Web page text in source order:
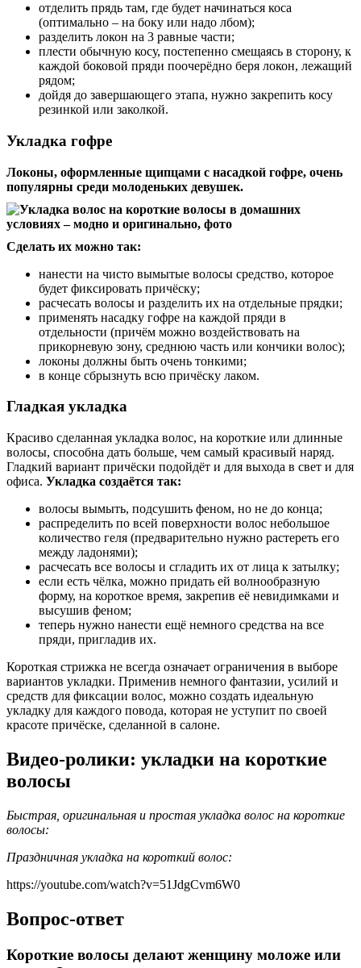
отделить прядь там, где будет начинаться коса
(оптимально – на боку или надо лбом);
разделить локон на 3 равные части;
плести обычную косу, постепенно смещаясь в сторону, к
каждой боковой пряди поочерёдно беря локон, лежащий
рядом;
дойдя до завершающего этапа, нужно закрепить косу
резинкой или заколкой.
Укладка гофре
Локоны, оформленные щипцами с насадкой гофре, очень
популярны среди молоденьких девушек.
Сделать их можно так:
нанести на чисто вымытые волосы средство, которое
будет фиксировать причёску;
расчесать волосы и разделить их на отдельные прядки;
применять насадку гофре на каждой пряди в
отдельности (причём можно воздействовать на
прикорневую зону, среднюю часть или кончики волос);
локоны должны быть очень тонкими;
в конце сбрызнуть всю причёску лаком.
Гладкая укладка
Красиво сделанная укладка волос, на короткие или длинные
волосы, способна дать больше, чем самый красивый наряд.
Гладкий вариант причёски подойдёт и для выхода в свет и для
офиса. Укладка создаётся так:
волосы вымыть, подсушить феном, но не до конца;
распределить по всей поверхности волос небольшое
количество геля (предварительно нужно растереть его
между ладонями);
расчесать все волосы и сгладить их от лица к затылку;
если есть чёлка, можно придать ей волнообразную
форму, на короткое время, закрепив её невидимками и
высушив феном;
теперь нужно нанести ещё немного средства на все
пряди, пригладив их.
Короткая стрижка не всегда означает ограничения в выборе
вариантов укладки. Применив немного фантазии, усилий и
средств для фиксации волос, можно создать идеальную
укладку для каждого повода, которая не уступит по своей
красоте причёске, сделанной в салоне.
Видео-ролики: укладки на короткие
волосы
Быстрая, оригинальная и простая укладка волос на короткие
волосы:
Праздничная укладка на короткий волос:
https://youtube.com/watch?v=51JdgCvm6W0
Вопрос-ответ
Короткие волосы делают женщину моложе или